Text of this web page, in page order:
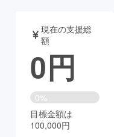
ゲーム・サ
書籍・雑誌
現在の支援総
額
0円
0%
目標金額は
100,000円